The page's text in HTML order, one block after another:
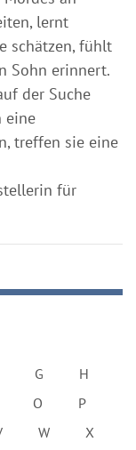
lernt
schätzen, fühlt
Sohn erinnert.
der Suche
eine
treffen sie eine
für
G
H
O
P
W
X